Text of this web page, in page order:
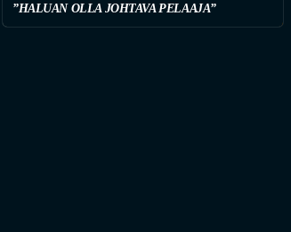
”HALUAN OLLA JOHTAVA PELAAJA”